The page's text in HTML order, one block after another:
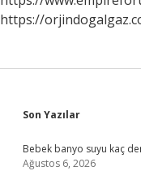
https://
Sidebar
Son Yazılar
Bebek banyo suyu kaç
Ağustos 6, 2026